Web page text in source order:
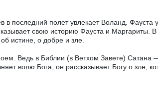
в последний полет увлекает Воланд.
свою историю Фауста и Маргариты. В
истине, о добре и зле.
Ведь в Библии (в Ветхом Завете) Сатана
волю Бога, он рассказывает Богу о зле,